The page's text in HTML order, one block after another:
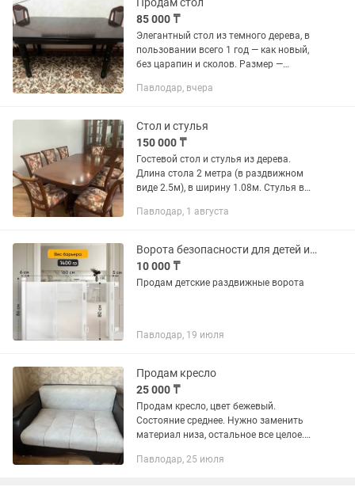
85 000 ₸
Элегантный стол из темного дерева, в
пользовании всего 1 год — как новый,
без царапин и сколов. Размер —
см. Прочный, устойчивый, подходит
Павлодар, вчера
Стол и стулья
150 000 ₸
Гостевой стол и стулья из дерева.
Длина стола 2 метра (в раздвижном
виде 2.5м), в ширину 1.08м. Стулья в
Павлодар, 1 августа
Ворота безопасности для детей и животных
10 000 ₸
Продам детские раздвижные ворота
Павлодар, 19 июля
Продам кресло
25 000 ₸
Продам кресло, цвет бежевый.
Состояние среднее. Нужно заменить
материал низа, остальное все целое.
Павлодар, 25 июля